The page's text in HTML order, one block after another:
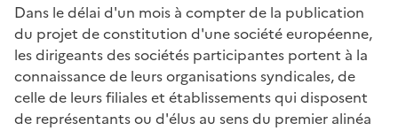
Dans le délai d'un mois à compter de la publication
du projet de constitution d'une société européenne,
les dirigeants des sociétés participantes portent à la
connaissance de leurs organisations syndicales, de
celle de leurs filiales et établissements qui disposent
de représentants ou d'élus au sens du premier alinéa